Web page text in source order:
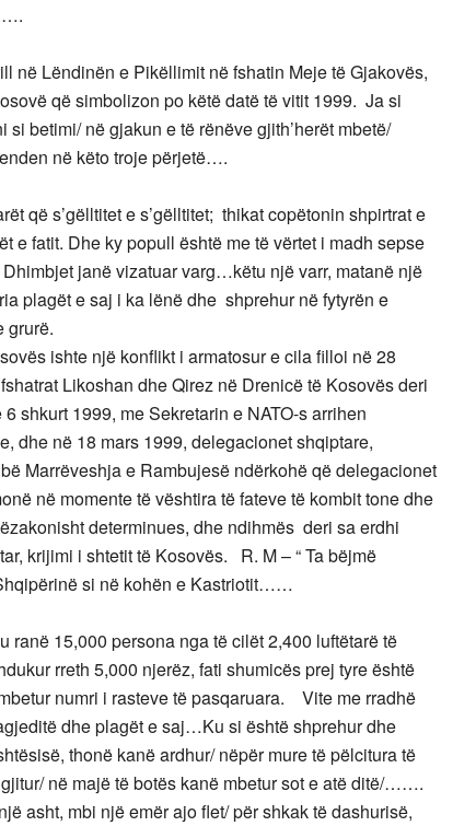
në Lëndinën e Pikëllimit në fshatin Meje të Gjakovës,
që simbolizon po këtë datë të vitit 1999. Ja si
betimi/ në gjakun e të rënëve gjith’herët mbetë/
në këto troje përjetë….
që s’gëlltitet e s’gëlltitet; thikat copëtonin shpirtrat e
e fatit. Dhe ky popull është me të vërtet i madh sepse
janë vizatuar varg…këtu një varr, matanë një
plagët e saj i ka lënë dhe shprehur në fytyrën e
në arat me grurë.
i armatosur e cila filloi në 28
Likoshan dhe Qirez në Drenicë të Kosovës deri
shkurt 1999, me Sekretarin e NATO-s arrihen
dhe në 18 mars 1999, delegacionet shqiptare,
Marrëveshja e Rambujesë ndërkohë që delegacionet
në momente të vështira të fateve të kombit tone dhe
determinues, dhe ndihmës deri sa erdhi
krijimi i shtetit të Kosovës. R. M – “ Ta bëjmë
si në kohën e Kastriotit……
ranë 15,000 persona nga të cilët 2,400 luftëtarë të
rreth 5,000 njerëz, fati shumicës prej tyre është
numri i rasteve të pasqaruara. Vite me rradhë
dhe plagët e saj…Ku si është shprehur dhe
thonë kanë ardhur/ nëpër mure të pëlcitura të
në majë të botës kanë mbetur sot e atë ditë/…….
asht, mbi një emër ajo flet/ për shkak të dashurisë,